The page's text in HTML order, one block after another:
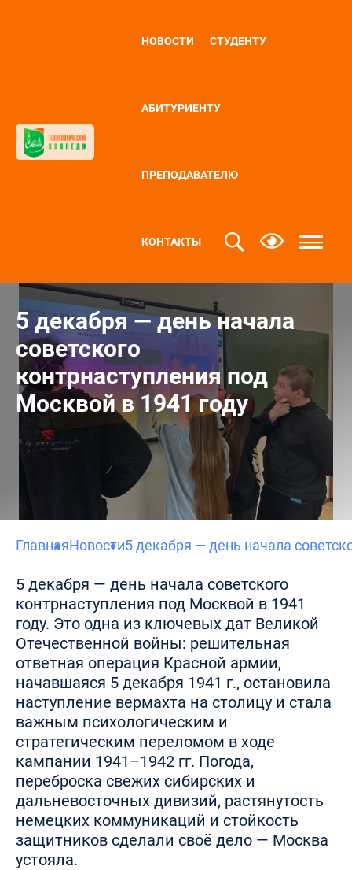
НОВОСТИ СТУДЕНТУ
АБИТУРИЕНТУ
ПРЕПОДАВАТЕЛЮ
КОНТАКТЫ
5 декабря — день начала
советского
контрнаступления под
Москвой в 1941 году
ГлавнаяНовости5 декабря — день начала
5 декабря — день начала советского
контрнаступления под Москвой в 1941
году. Это одна из ключевых дат Великой
Отечественной войны: решительная
ответная операция Красной армии,
начавшаяся 5 декабря 1941 г., остановила
наступление вермахта на столицу и стала
важным психологическим и
стратегическим переломом в ходе
кампании 1941–1942 гг. Погода,
переброска свежих сибирских и
дальневосточных дивизий, растянутость
немецких коммуникаций и стойкость
защитников сделали своё дело — Москва
устояла.